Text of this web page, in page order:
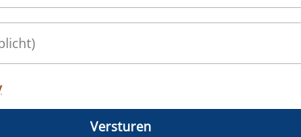
Versturen